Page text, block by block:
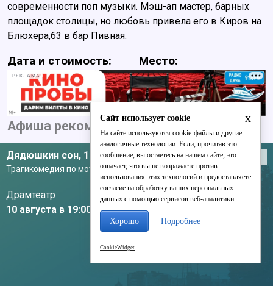
современности поп музыки. Мэш-ап мастер, барных
площадок столицы, но любовь привела его в Киров на
Блюхера,63 в бар Пивная.
Дата и стоимость: Место:
РЕКЛАМА
Афиша рекомендует
Дядюшкин сон, 16+
Трагикомедия по мотивам повести Ф.М. Достоевского
Драмтеатр
10 августа в 19:00
x
Сайт использует cookie
На сайте используются cookie-файлы и другие
аналогичные технологии. Если, прочитав это
сообщение, вы остаетесь на нашем сайте, это
означает, что вы не возражаете против
использования этих технологий и предоставляете
согласие на обработку ваших персональных
данных с помощью сервисов веб-аналитики.
Хорошо Подробнее
CookieWidget